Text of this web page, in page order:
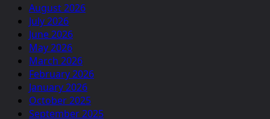
August 2026
July 2026
June 2026
May 2026
March 2026
February 2026
January 2026
October 2025
September 2025